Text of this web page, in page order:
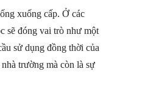
xuống cấp. Ở các
sẽ đóng vai trò như một
sử dụng đồng thời của
trường mà còn là sự